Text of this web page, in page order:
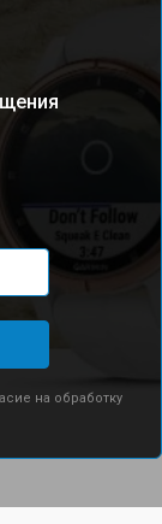
на обработку